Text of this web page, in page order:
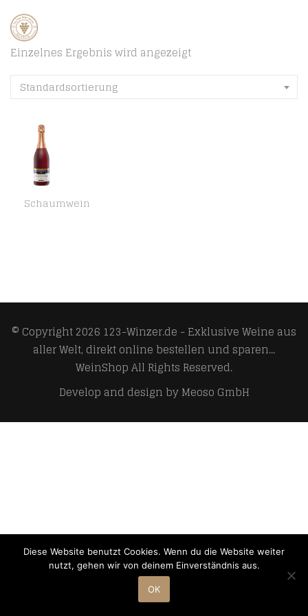
Einzelnes Ergebnis wird angezeigt
Standardsortierung
Schaumwein
© Copyright 2026 123-Winzer.de - Exklusive Weine aus
aller Welt, direkt online bestellen und sparen...
WeinShopAll Rights Reserved.
Develop and design byMeoso GmbH
Diese Website benutzt Cookies. Wenn du die Website weiter
nutzt, gehen wir von deinem Einverständnis aus.
OK